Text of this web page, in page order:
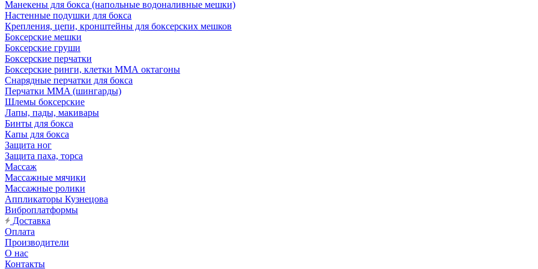
Манекены для бокса (напольные водоналивные мешки)
Настенные подушки для бокса
Крепления, цепи, кронштейны для боксерских мешков
Боксерские мешки
Боксерские груши
Боксерские перчатки
Боксерские ринги, клетки ММА октагоны
Снарядные перчатки для бокса
Перчатки MMA (шингарды)
Шлемы боксерские
Лапы, пады, макивары
Бинты для бокса
Капы для бокса
Защита ног
Защита паха, торса
Массаж
Массажные мячики
Массажные ролики
Аппликаторы Кузнецова
Виброплатформы
Доставка
Оплата
Производители
О нас
Контакты